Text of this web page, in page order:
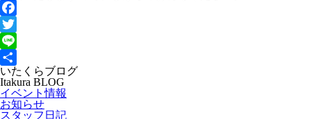
Facebook
Twitter
Line
共
有
いたくらブログ
Itakura BLOG
イベント情報
お知らせ
スタッフ日記